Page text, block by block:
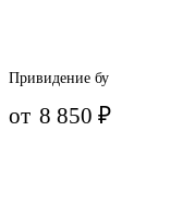
Привидение бу
от 8 850₽